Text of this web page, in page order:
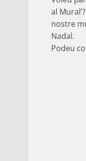
al
nostre
Nadal.
Podeu